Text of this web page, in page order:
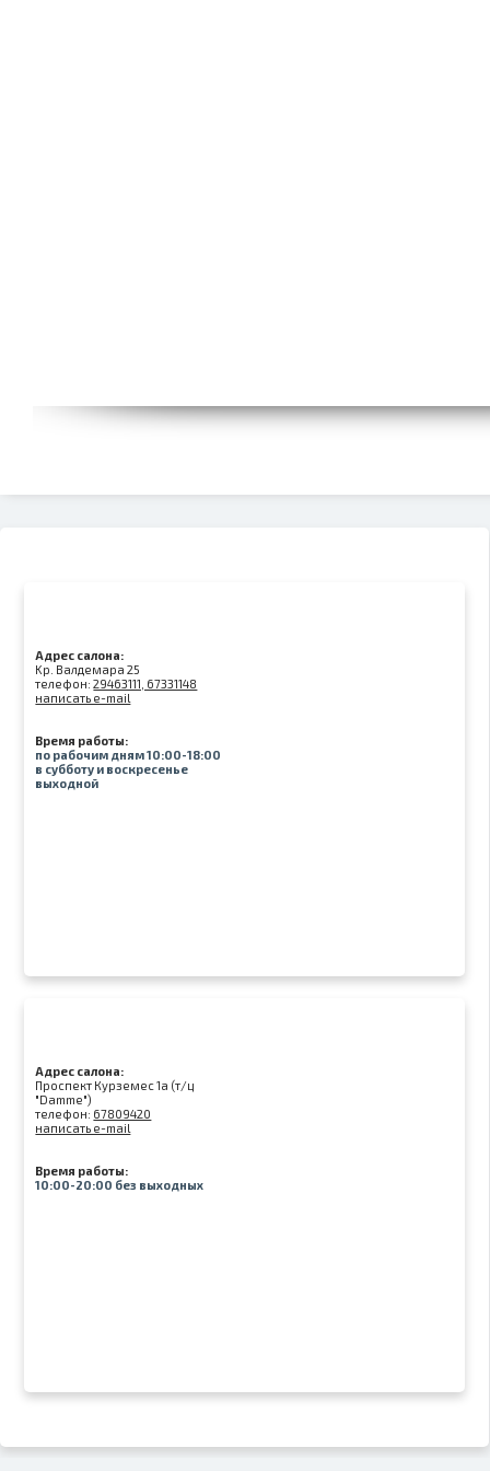
Адрес салона:
Kр. Валдемара 25
телефон:29463111, 67331148
написать e-mail
Время работы:
по рабочим дням 10:00-18:00
в субботу и воскресенье
выходной
Адрес салона:
Проспект Курземес 1а (т/ц
"Damme")
телефон: 67809420
написать e-mail
Время работы:
10:00-20:00 без выходных